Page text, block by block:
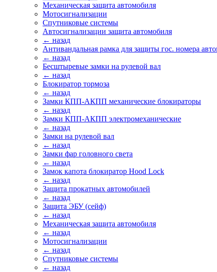
Механическая защита автомобиля
Мотосигнализации
Спутниковые системы
Автосигнализации защита автомобиля
← назад
Антивандальная рамка для защиты гос. номера
← назад
Бесштыревые замки на рулевой вал
← назад
Блокиратор тормоза
← назад
Замки КПП-АКПП механические блокираторы
← назад
Замки КПП-АКПП электромеханические
← назад
Замки на рулевой вал
← назад
Замки фар головного света
← назад
Замок капота блокиратор Hood Lock
← назад
Защита прокатных автомобилей
← назад
Защита ЭБУ (сейф)
← назад
Механическая защита автомобиля
← назад
Мотосигнализации
← назад
Спутниковые системы
← назад